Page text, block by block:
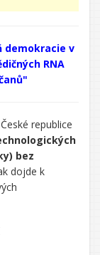
demokracie v
RNA
republice
bez
dojde k